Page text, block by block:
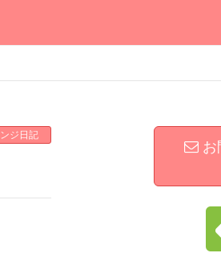
ジ日記
お